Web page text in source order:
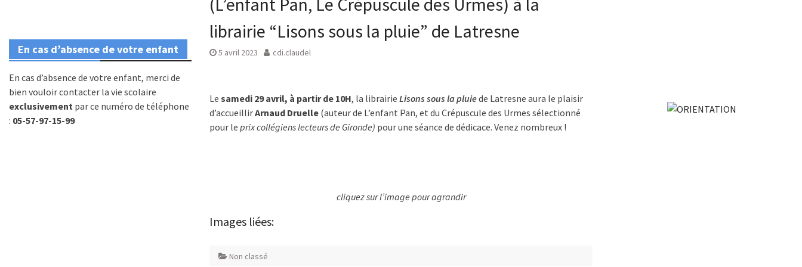
librairie “Lisons sous la pluie” de Latresne
5 avril 2023 cdi.claudel
Le samedi 29 avril, à partir de 10H, la librairie Lisons sous la pluiede Latresne aura le plaisir
d’accueillirArnaud Druelle (auteur de L’enfant Pan, et du Crépuscule des Urmes sélectionné
pour le prix collégiens lecteurs de Gironde) pour une séance de dédicace. Venez nombreux !
cliquez sur l’image pour agrandir
Images liées:
Non classé
En cas d’absence de votre enfant
En cas d’absence de votre enfant, merci de
bien vouloir contacter la vie scolaire
exclusivement par ce numéro de téléphone
: 05-57-97-15-99